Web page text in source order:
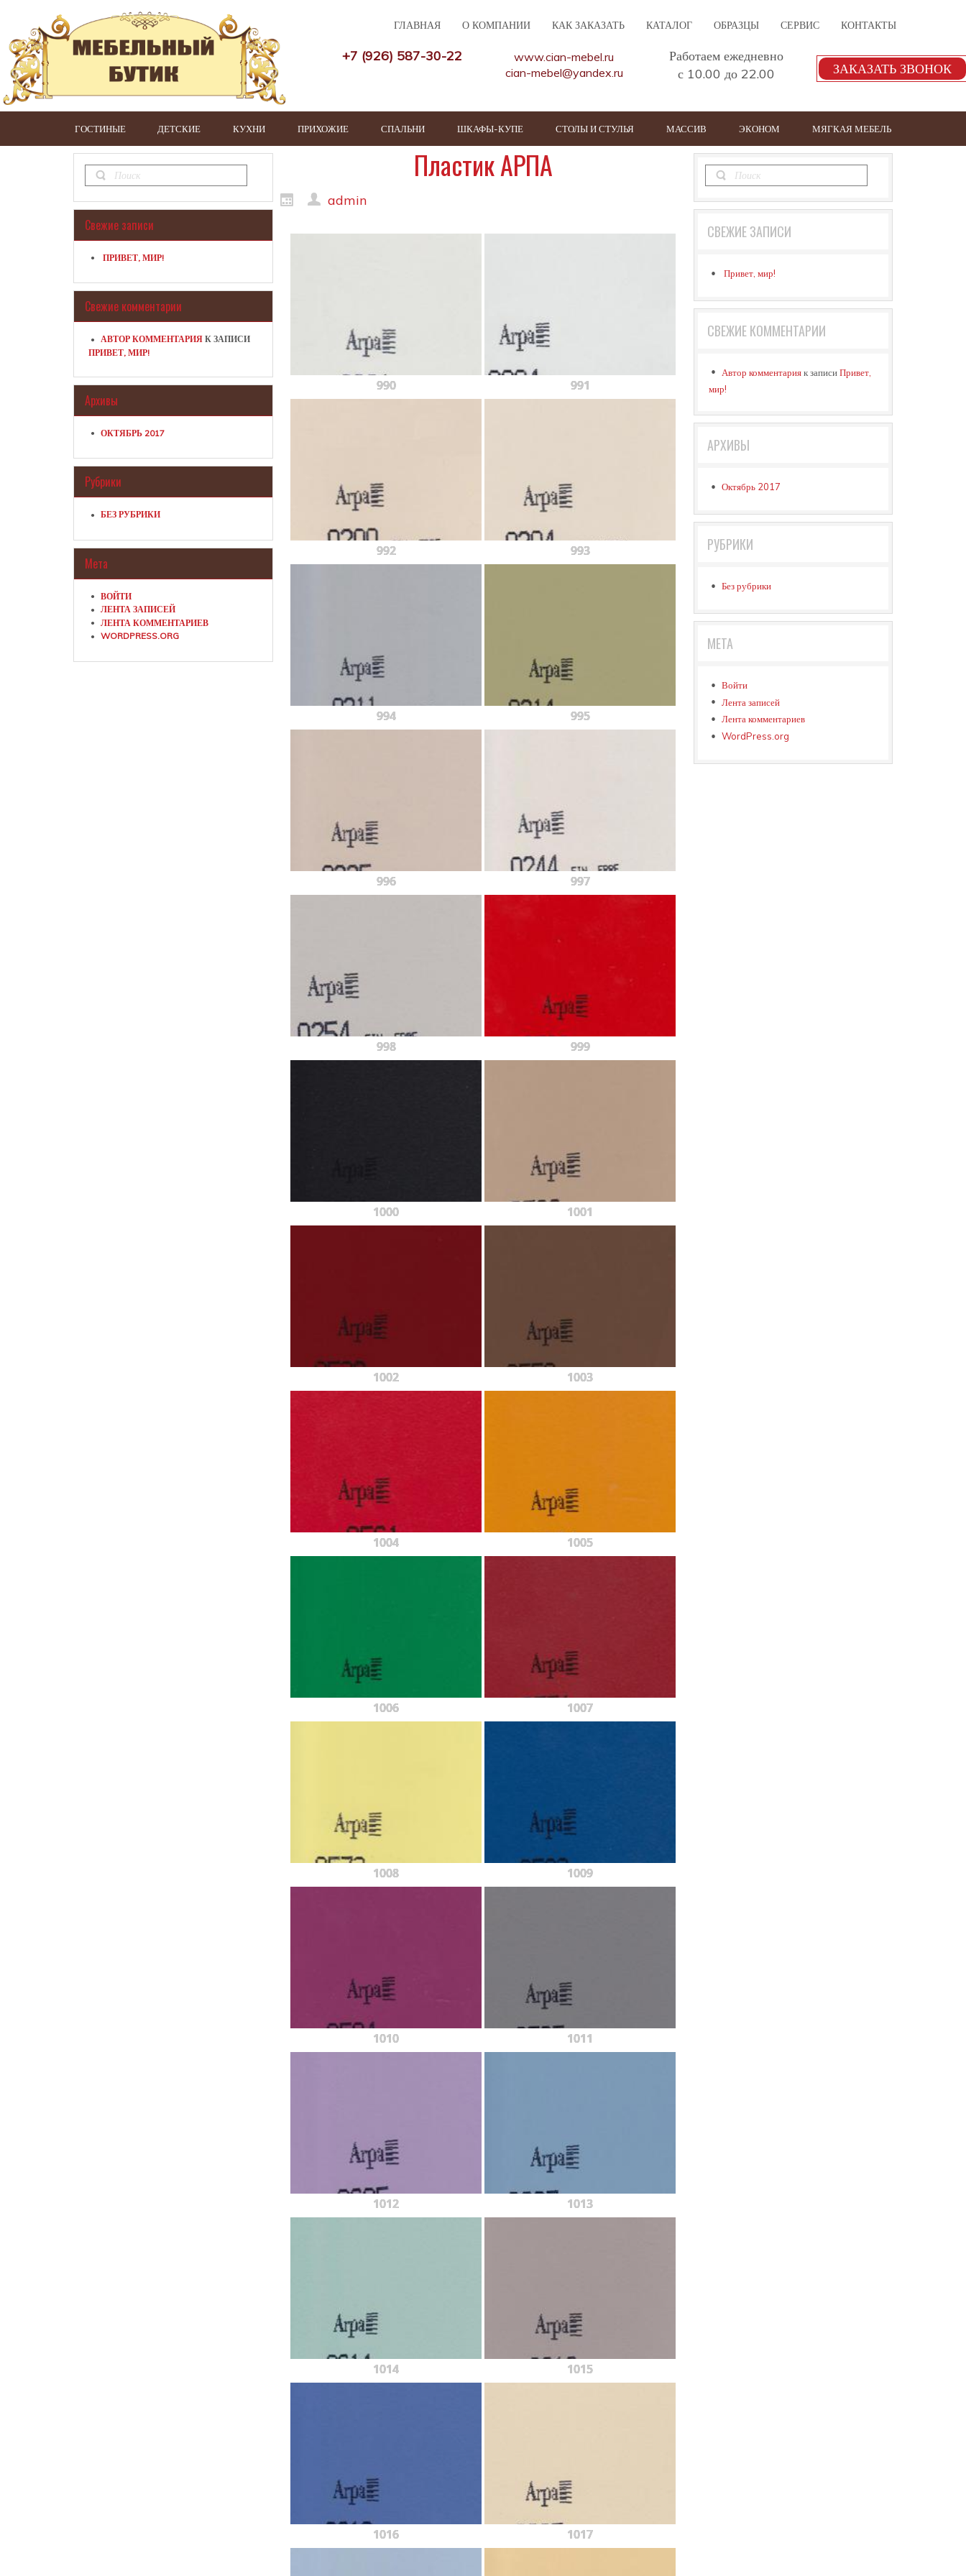
ГЛАВНАЯ О КОМПАНИИ КАК ЗАКАЗАТЬ КАТАЛОГ ОБРАЗЦЫ СЕРВИС КОНТАКТЫ
+7 (926) 587-30-22
www.cian-mebel.ru
cian-mebel@yandex.ru
Работаем ежедневно
с 10.00 до 22.00
ЗАКАЗАТЬ ЗВОНОК
ГОСТИНЫЕ ДЕТСКИЕ КУХНИ ПРИХОЖИЕ СПАЛЬНИ ШКАФЫ-КУПЕ СТОЛЫ И СТУЛЬЯ МАССИВ ЭКОНОМ МЯГКАЯ МЕБЕЛЬ
Свежие записи
ПРИВЕТ, МИР!
Свежие комментарии
АВТОР КОММЕНТАРИЯ К ЗАПИСИ
ПРИВЕТ, МИР!
Архивы
ОКТЯБРЬ 2017
Рубрики
БЕЗ РУБРИКИ
Мета
ВОЙТИ
ЛЕНТА ЗАПИСЕЙ
ЛЕНТА КОММЕНТАРИЕВ
WORDPRESS.ORG
Пластик АРПА
admin
990 991
992 993
994 995
996 997
998 999
1000 1001
1002 1003
1004 1005
1006 1007
1008 1009
1010 1011
1012 1013
1014 1015
1016 1017
СВЕЖИЕ ЗАПИСИ
Привет, мир!
СВЕЖИЕ КОММЕНТАРИИ
Автор комментарияк записиПривет,
мир!
АРХИВЫ
Октябрь 2017
РУБРИКИ
Без рубрики
МЕТА
Войти
Лента записей
Лента комментариев
WordPress.org